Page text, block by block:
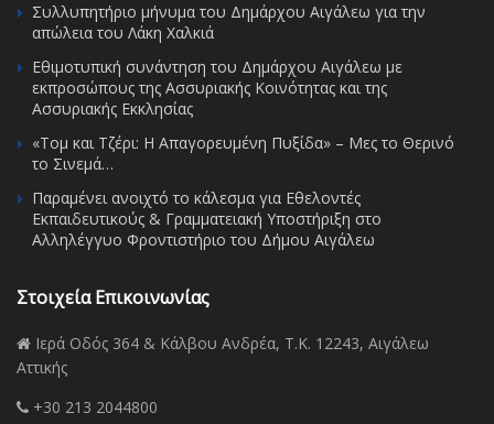
Συλλυπητήριο μήνυμα του Δημάρχου Αιγάλεω για την
απώλεια του Λάκη Χαλκιά
Εθιμοτυπική συνάντηση του Δημάρχου Αιγάλεω με
εκπροσώπους της Ασσυριακής Κοινότητας και της
Ασσυριακής Εκκλησίας
«Τομ και Τζέρι: Η Απαγορευμένη Πυξίδα» – Μες το Θερινό
το Σινεμά…
Παραμένει ανοιχτό το κάλεσμα για Εθελοντές
Εκπαιδευτικούς & Γραμματειακή Υποστήριξη στο
Αλληλέγγυο Φροντιστήριο του Δήμου Αιγάλεω
Στοιχεία Επικοινωνίας
Ιερά Οδός 364 & Κάλβου Ανδρέα, Τ.Κ. 12243, Αιγάλεω
Αττικής
+30 213 2044800